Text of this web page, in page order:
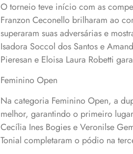
O torneio teve início com as
Franzon Ceconello brilharam ao
superaram suas adversárias e
Isadora Soccol dos Santos e
Pieresan e Eloisa Laura Robetti
Feminino Open
Na categoria Feminino Open, a
melhor, garantindo o primeiro
Cecília Ines Bogies e Veronilse
Tonial completaram o pódio na